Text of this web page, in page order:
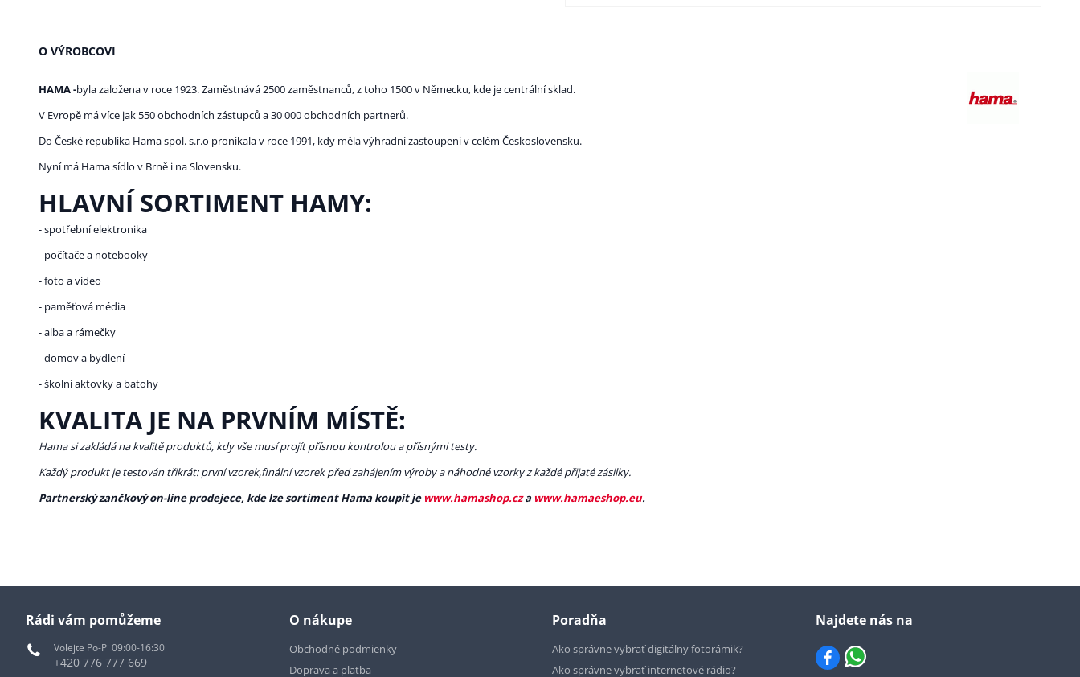
O VÝROBCOVI
HAMA -byla založena v roce 1923. Zaměstnává 2500 zaměstnanců, z toho 1500 v Německu, kde je centrální sklad.
V Evropě má více jak 550 obchodních zástupců a 30 000 obchodních partnerů.
Do České republika Hama spol. s.r.o pronikala v roce 1991, kdy měla výhradní zastoupení v celém Československu.
Nyní má Hama sídlo v Brně i na Slovensku.
HLAVNÍ SORTIMENT HAMY:
- spotřební elektronika
- počítače a notebooky
- foto a video
- paměťová média
- alba a rámečky
- domov a bydlení
- školní aktovky a batohy
KVALITA JE NA PRVNÍM MÍSTĚ:
Hama si zakládá na kvalitě produktů, kdy vše musí projít přísnou kontrolou a přísnými testy.
Každý produkt je testován třikrát: první vzorek,finální vzorek před zahájením výroby a náhodné vzorky z každé přijaté zásilky.
Partnerský zančkový on-line prodejece, kde lze sortiment Hama koupit je www.hamashop.cza www.hamaeshop.eu.
Rádi vám pomůžeme
Volejte Po-Pi 09:00-16:30
+420 776 777 669
O nákupe
Obchodné podmienky
Doprava a platba
Poradňa
Ako správne vybrať digitálny fotorámik?
Ako správne vybrať internetové rádio?
Najdete nás na